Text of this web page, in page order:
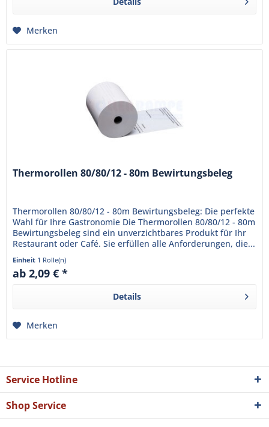
Merken
Thermorollen 80/80/12 - 80m Bewirtungsbeleg
Thermorollen 80/80/12 - 80m Bewirtungsbeleg: Die perfekte
Wahl für Ihre Gastronomie Die Thermorollen 80/80/12 - 80m
Bewirtungsbeleg sind ein unverzichtbares Produkt für Ihr
Restaurant oder Café. Sie erfüllen alle Anforderungen, die...
Einheit 1 Rolle(n)
ab 2,09 € *
Details
Merken
Service Hotline
Shop Service